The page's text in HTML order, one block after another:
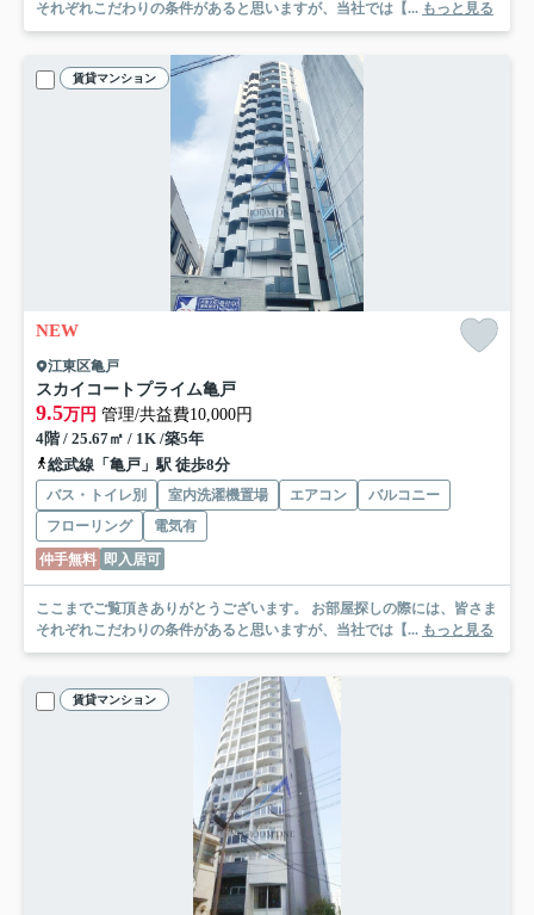
それぞれこだわりの条件があると思いますが、当社では【... もっと見る
賃貸マンション
NEW
江東区亀戸
スカイコートプライム亀戸
9.5万円 管理/共益費10,000円
4階 / 25.67㎡ / 1K /築5年
総武線「亀戸」駅 徒歩8分
バス・トイレ別 室内洗濯機置場 エアコン
バルコニー
フローリング
電気有
仲手無料 即入居可
ここまでご覧頂きありがとうございます。 お部屋探しの際には、皆さま
それぞれこだわりの条件があると思いますが、当社では【... もっと見る
賃貸マンション